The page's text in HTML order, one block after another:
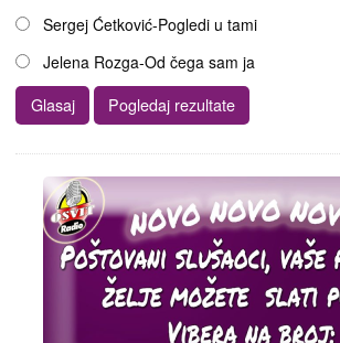
Sergej Ćetković-Pogledi u tami
Jelena Rozga-Od čega sam ja